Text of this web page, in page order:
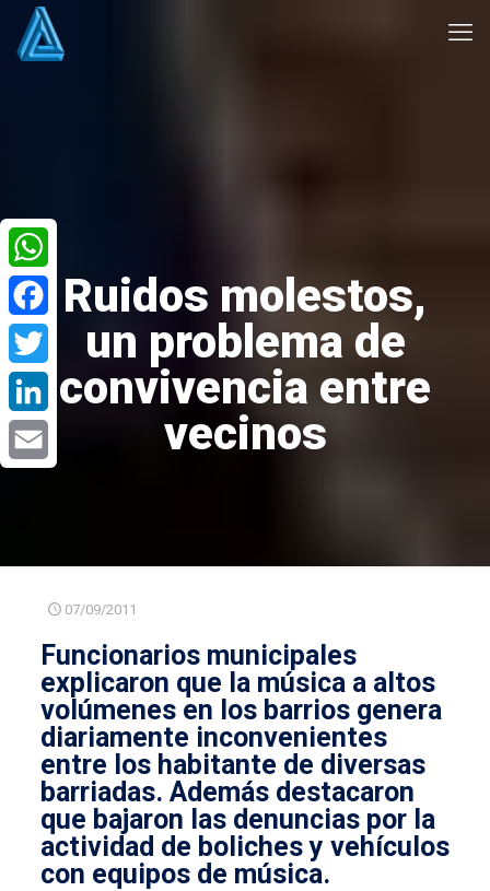
Ruidos molestos,
un problema de
convivencia entre
vecinos
07/09/2011
Funcionarios municipales
explicaron que la música a altos
volúmenes en los barrios genera
diariamente inconvenientes
entre los habitante de diversas
barriadas. Además destacaron
que bajaron las denuncias por la
actividad de boliches y vehículos
con equipos de música.
WhatsApp
Facebook
Twitter
LinkedIn